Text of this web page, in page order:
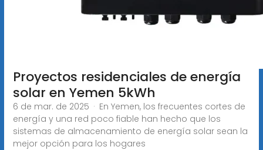
Proyectos residenciales de energía
solar en Yemen 5kWh
6 de mar. de 2025 · En Yemen, los frecuentes cortes de
energía y una red poco fiable han hecho que los
sistemas de almacenamiento de energía solar sean la
mejor opción para los hogares